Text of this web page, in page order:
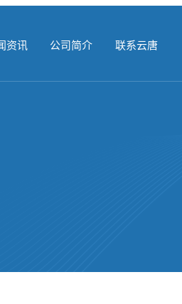
资讯 公司简介 联系云唐